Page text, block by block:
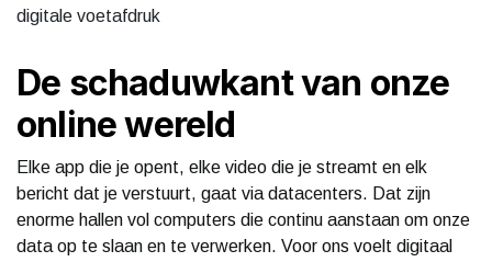
De schaduwkant van onze
online wereld
Elke app die je opent, elke video die je streamt en elk
bericht dat je verstuurt, gaat via datacenters. Dat zijn
enorme hallen vol computers die continu aanstaan om onze
data op te slaan en te verwerken. Voor ons voelt digitaal